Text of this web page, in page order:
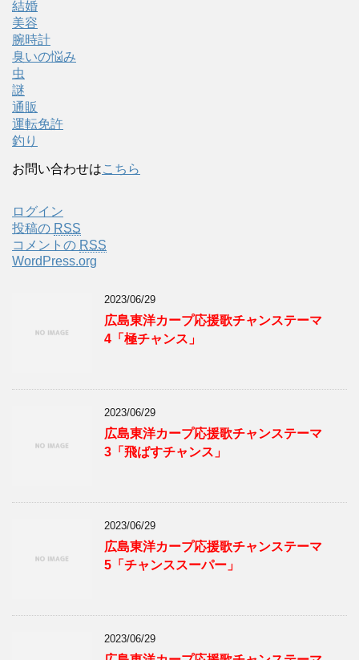
結婚
美容
腕時計
臭いの悩み
虫
謎
通販
運転免許
釣り
お問い合わせはこちら
ログイン
投稿の RSS
コメントの RSS
WordPress.org
2023/06/29
広島東洋カープ応援歌チャンステーマ
4「極チャンス」
2023/06/29
広島東洋カープ応援歌チャンステーマ
3「飛ばすチャンス」
2023/06/29
広島東洋カープ応援歌チャンステーマ
5「チャンススーパー」
2023/06/29